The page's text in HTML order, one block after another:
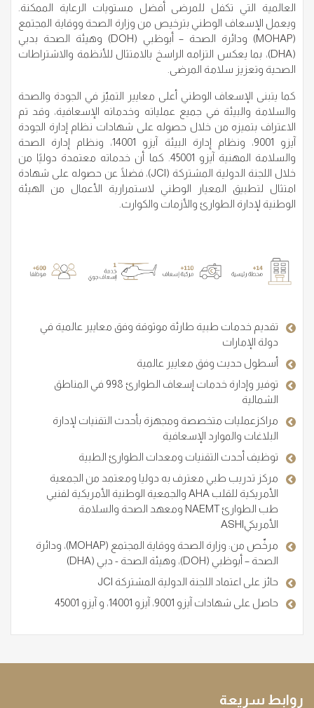
العالمية التي تكفل للمرضى أفضل مستويات الرعاية الممكنة.
ويعمل الإسعاف الوطني بترخيص من وزارة الصحة ووقاية المجتمع
(MOHAP) ودائرة الصحة – أبوظبي (DOH) وهيئة الصحة بدبي
(DHA)، بما يعكس التزامه الراسخ بالامتثال للأنظمة والاشتراطات
الصحية وتعزيز سلامة المرضى.
كما يتبنى الإسعاف الوطني أعلى معايير التميّز في الجودة والصحة
والسلامة والبيئة في جميع عملياته وخدماته الإسعافية، وقد تم
الاعتراف بتميزه من خلال حصوله على شهادات نظام إدارة الجودة
آيزو 9001، ونظام إدارة البيئة آيزو 14001، ونظام إدارة الصحة
والسلامة المهنية آيزو 45001. كما أن خدماته معتمدة دوليًا من
خلال اللجنة الدولية المشتركة (JCI)، فضلًا عن حصوله على شهادة
امتثال لتطبيق المعيار الوطني لاستمرارية الأعمال من الهيئة
الوطنية لإدارة الطوارئ والأزمات والكوارث.
تقديم خدمات طبية طارئة موثوقة وفق معايير عالمية في
دولة الإمارات
أسطول حديث وفق معايير عالمية
توفير وإدارة خدمات إسعاف الطوارئ 998 في المناطق
الشمالية
مراكزعمليات متخصصة ومجهزة بأحدث التقنيات لإدارة
البلاغات والموارد الإسعافية
توظيف أحدث التقنيات ومعدات الطوارئ الطبية
مركز تدريب طبي معترف به دوليا ومعتمد من الجمعية
الأمريكية للقلب AHA والجمعية الوطنية الأمريكية لفنيي
طب الطوارئ NAEMT ومعهد الصحة والسلامة
الأمريكيASHI
مرخّص من: وزارة الصحة ووقاية المجتمع (MOHAP)، ودائرة
الصحة – أبوظبي (DOH)، وهيئة الصحة - دبي (DHA)
حائز على اعتماد اللجنة الدولية المشتركة JCI
حاصل على شهادات آيزو 9001، آيزو 14001، و آيزو 45001
روابط سريعة